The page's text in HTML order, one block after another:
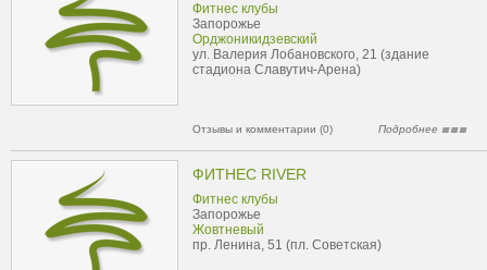
Фитнес клубы
Запорожье
Орджоникидзевский
ул. Валерия Лобановского, 21 (здание
стадиона Славутич-Арена)
Отзывы и комментарии (0) Подробнее
ФИТНЕС RIVER
Фитнес клубы
Запорожье
Жовтневый
пр. Ленина, 51 (пл. Советская)